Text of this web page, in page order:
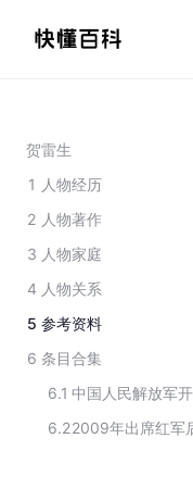
贺雷生
1 人物经历
2 人物著作
3 人物家庭
4 人物关系
5 参考资料
6 条目合集
6.1
6.2